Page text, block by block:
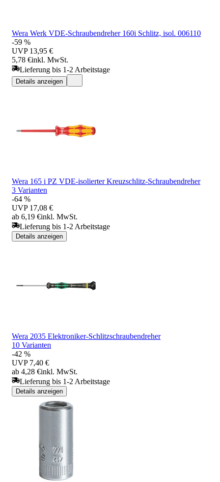
Wera Werk VDE-Schraubendreher 160i Schlitz, isol. 006110
-59 %
UVP 13,95 €
5,78 €inkl. MwSt.
Lieferung bis 1-2 Arbeitstage
Details anzeigen
Wera 165 i PZ VDE-isolierter Kreuzschlitz-Schraubendreher
3 Varianten
-64 %
UVP 17,08 €
ab 6,19 €inkl. MwSt.
Lieferung bis 1-2 Arbeitstage
Details anzeigen
Wera 2035 Elektroniker-Schlitzschraubendreher
10 Varianten
-42 %
UVP 7,40 €
ab 4,28 €inkl. MwSt.
Lieferung bis 1-2 Arbeitstage
Details anzeigen